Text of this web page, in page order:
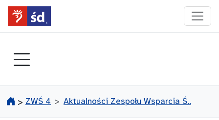
przejdź do głównego menu
> ZWŚ 4 Aktualności Zespołu Wsparcia Ś..